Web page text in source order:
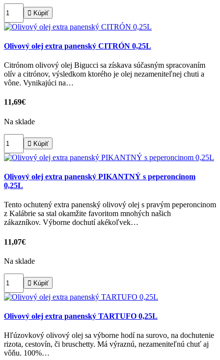
 Kúpiť
Olivový olej extra panenský CITRÓN 0,25L
Citrónom olivový olej Bigucci sa získava súčasným spracovaním
olív a citrónov, výsledkom ktorého je olej nezameniteľnej chuti a
vône. Vynikajúci na…
11,69€
Na sklade
 Kúpiť
Olivový olej extra panenský PIKANTNÝ s peperoncinom
0,25L
Tento ochutený extra panenský olivový olej s pravým peperoncinom
z Kalábrie sa stal okamžite favoritom mnohých našich
zákazníkov. Výborne dochutí akékoľvek…
11,07€
Na sklade
 Kúpiť
Olivový olej extra panenský TARTUFO 0,25L
Hľúzovkový olivový olej sa výborne hodí na surovo, na dochutenie
rizota, cestovín, či bruschetty. Má výraznú, nezameniteľnú chuť aj
vôňu. 100%…